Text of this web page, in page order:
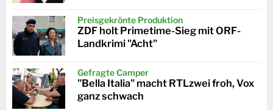
Preisgekrönte Produktion
ZDF holt Primetime-Sieg mit ORF-
Landkrimi "Acht"
Gefragte Camper
"Bella Italia" macht RTLzwei froh, Vox
ganz schwach